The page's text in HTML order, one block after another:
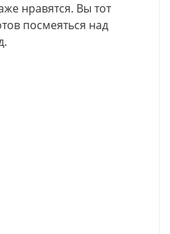
нравятся. Вы тот
посмеяться над